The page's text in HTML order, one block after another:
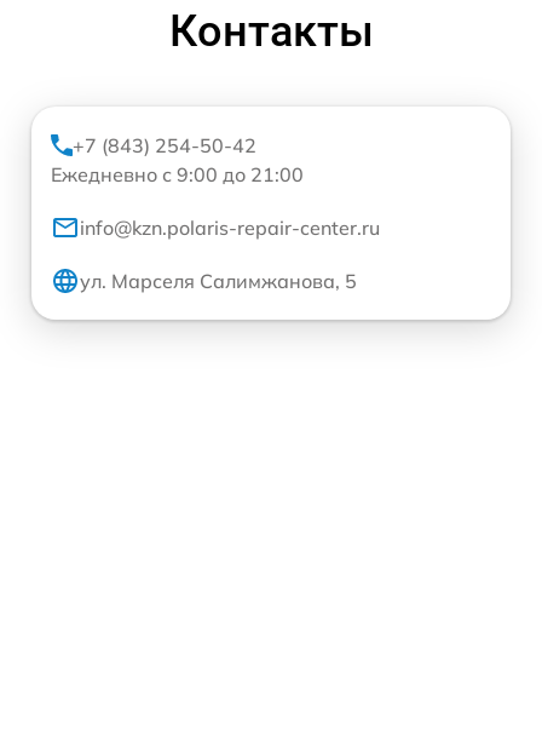
Контакты
+7 (843) 254-50-42
Ежедневно с 9:00 до 21:00
info@kzn.polaris-repair-center.ru
ул. Марселя Салимжанова, 5